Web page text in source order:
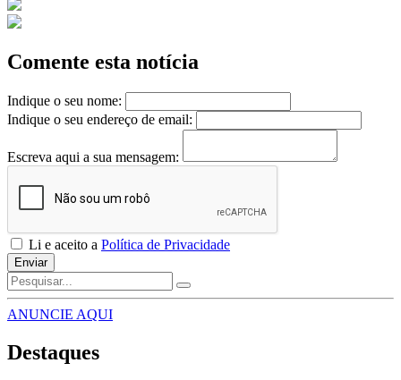
Comente esta notícia
Indique o seu nome:
Indique o seu endereço de email:
Escreva aqui a sua mensagem:
Li e aceito a Política de Privacidade
Enviar
ANUNCIE AQUI
Destaques